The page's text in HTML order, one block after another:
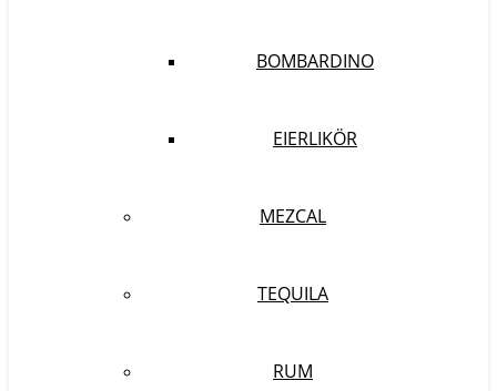
BOMBARDINO
EIERLIKÖR
MEZCAL
TEQUILA
RUM